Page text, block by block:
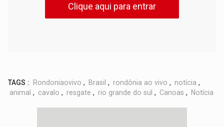
Clique aqui para entrar
TAGS : Rondoniaovivo , Brasil , rondônia ao vivo , notícia ,
animal , cavalo , resgate , rio grande do sul , Canoas , Notícia